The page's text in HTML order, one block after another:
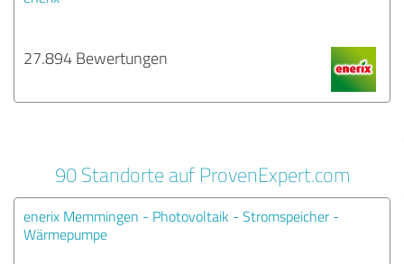
27.894 Bewertungen
90 Standorte auf ProvenExpert.com
enerix Memmingen - Photovoltaik - Stromspeicher -
Wärmepumpe